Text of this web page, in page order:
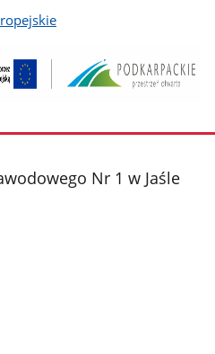
Nr 1 w Jaśle